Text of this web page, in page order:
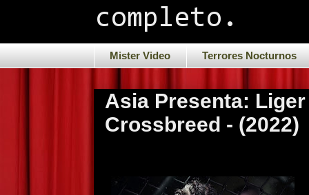
completo.
Mister Video Terrores Nocturnos
Asia Presenta: Liger
Crossbreed - (2022)